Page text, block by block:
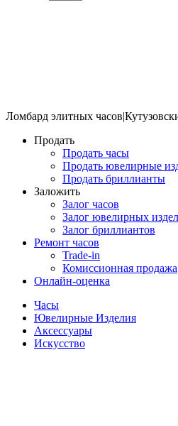
Ломбард элитных часов|
Продать
Продать часы
Продать ювелирные
Продать бриллианты
Заложить
Залог часов
Залог ювелирных
Залог бриллиантов
Ремонт часов
Trade-in
Комиссионная продажа
Онлайн-оценка
Часы
Ювелирные Изделия
Аксессуары
Искусство